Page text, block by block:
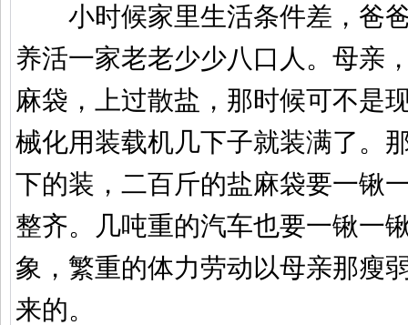
小时候家里生活条件差，爸
养活一家老老少少八口人。母亲
麻袋，上过散盐，那时候可不是
械化用装载机几下子就装满了。
下的装，二百斤的盐麻袋要一锹
整齐。几吨重的汽车也要一锹一
象，繁重的体力劳动以母亲那瘦
来的。